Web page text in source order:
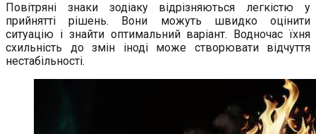
Повітряні знаки зодіаку відрізняються легкістю у
прийнятті рішень. Вони можуть швидко оцінити
ситуацію і знайти оптимальний варіант. Водночас їхня
схильність до змін іноді може створювати відчуття
нестабільності.